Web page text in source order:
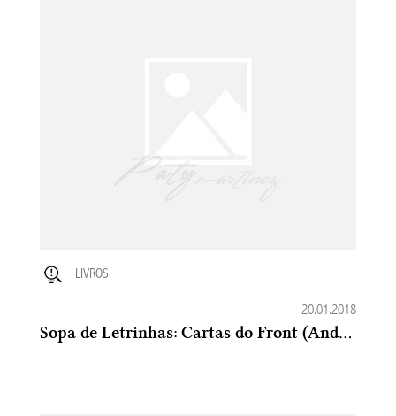
LIVROS
20.01.2018
Sopa de Letrinhas: Cartas do Front (Andrew Carroll)